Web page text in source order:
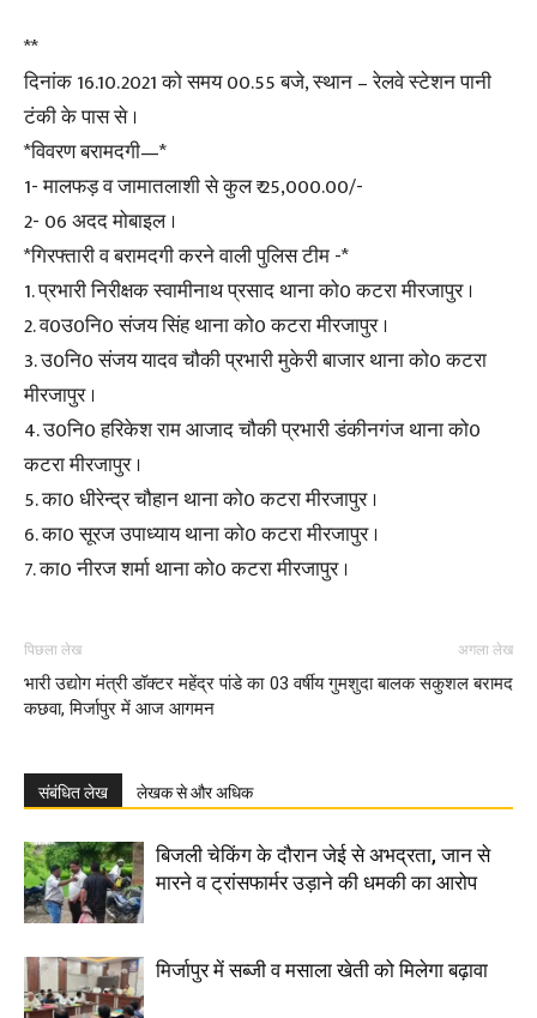
**
दिनांक 16.10.2021 को समय 00.55 बजे, स्थान – रेलवे स्टेशन पानी
टंकी के पास से ।
*विवरण बरामदगी—*
1- मालफड़ व जामातलाशी से कुल ₹ 25,000.00/-
2- 06 अदद मोबाइल ।
*गिरफ्तारी व बरामदगी करने वाली पुलिस टीम -*
1. प्रभारी निरीक्षक स्वामीनाथ प्रसाद थाना को0 कटरा मीरजापुर ।
2. व0उ0नि0 संजय सिंह थाना को0 कटरा मीरजापुर ।
3. उ0नि0 संजय यादव चौकी प्रभारी मुकेरी बाजार थाना को0 कटरा
मीरजापुर ।
4. उ0नि0 हरिकेश राम आजाद चौकी प्रभारी डंकीनगंज थाना को0
कटरा मीरजापुर ।
5. का0 धीरेन्द्र चौहान थाना को0 कटरा मीरजापुर ।
6. का0 सूरज उपाध्याय थाना को0 कटरा मीरजापुर ।
7. का0 नीरज शर्मा थाना को0 कटरा मीरजापुर ।
पिछला लेख
भारी उद्योग मंत्री डॉक्टर महेंद्र पांडे का
कछवा, मिर्जापुर में आज आगमन
अगला लेख
03 वर्षीय गुमशुदा बालक सकुशल बरामद
संबंधित लेख लेखक से और अधिक
बिजली चेकिंग के दौरान जेई से अभद्रता, जान से
मारने व ट्रांसफार्मर उड़ाने की धमकी का आरोप
मिर्जापुर में सब्जी व मसाला खेती को मिलेगा बढ़ावा